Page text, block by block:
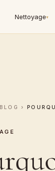
Nettoyage▾
BLOG ›